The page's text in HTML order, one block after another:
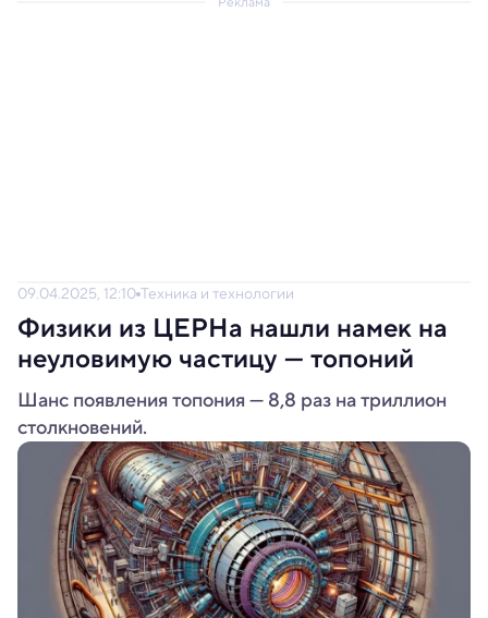
09.04.2025, 12:10 Техника и технологии
Физики из ЦЕРНа нашли намек на
неуловимую частицу — топоний
Шанс появления топония — 8,8 раз на триллион
столкновений.